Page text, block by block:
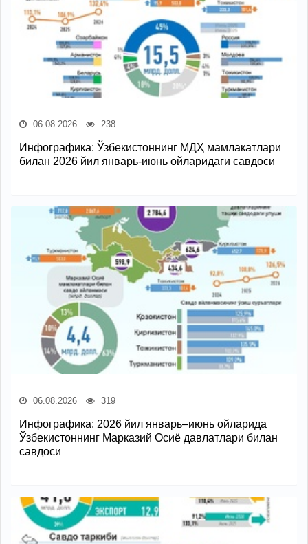
06.08.2026 238
Инфографика: Ўзбекистоннинг МДҲ мамлакатлари
билан 2026 йил январь-июнь ойларидаги савдоси
06.08.2026 319
Инфографика: 2026 йил январь–июнь ойларида
Ўзбекистоннинг Марказий Осиё давлатлари билан
савдоси